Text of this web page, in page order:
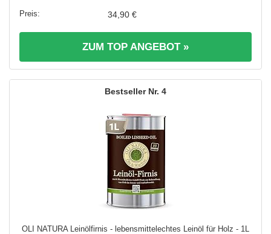
34,90 €
ZUM TOP ANGEBOT »
4
OLI NATURA Leinölfirnis - lebensmittelechtes Leinöl für Holz - 1L